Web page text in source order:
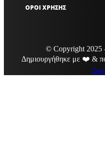
ΟΡΟΙ ΧΡΗΣΗΣ
© Copyright 2025
Δημιουργήθηκε με ❤️ &